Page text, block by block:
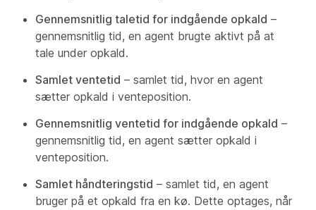
Gennemsnitlig taletid for indgående opkald –
gennemsnitlig tid, en agent brugte aktivt på at
tale under opkald.
Samlet ventetid – samlet tid, hvor en agent
sætter opkald i venteposition.
Gennemsnitlig ventetid for indgående opkald –
gennemsnitlig tid, en agent sætter opkald i
venteposition.
Samlet håndteringstid – samlet tid, en agent
bruger på et opkald fra en kø. Dette optages, når